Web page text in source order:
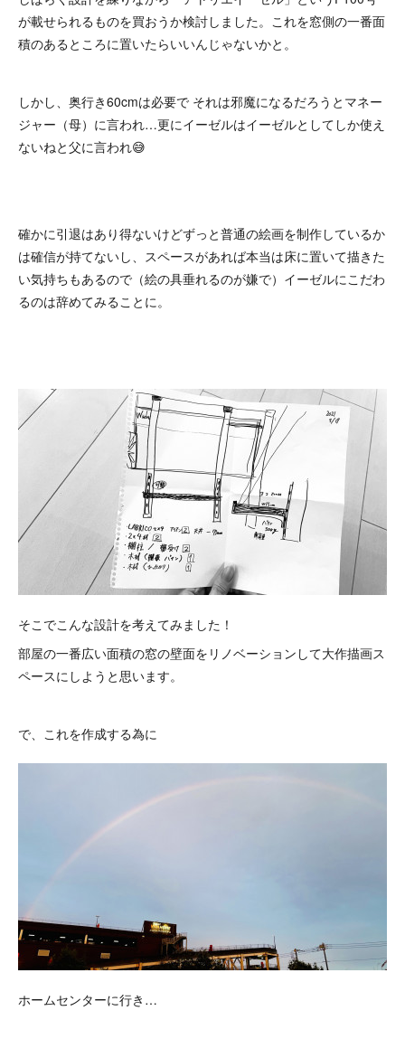
が載せられるものを買おうか検討しました。これを窓側の一番面
積のあるところに置いたらいいんじゃないかと。
しかし、奥行き60cmは必要で それは邪魔になるだろうとマネー
ジャー（母）に言われ…更にイーゼルはイーゼルとしてしか使え
ないねと父に言われ😅
確かに引退はあり得ないけどずっと普通の絵画を制作しているか
は確信が持てないし、スペースがあれば本当は床に置いて描きた
い気持ちもあるので（絵の具垂れるのが嫌で）イーゼルにこだわ
るのは辞めてみることに。
そこでこんな設計を考えてみました！
部屋の一番広い面積の窓の壁面をリノベーションして大作描画ス
ペースにしようと思います。
で、これを作成する為に
ホームセンターに行き…